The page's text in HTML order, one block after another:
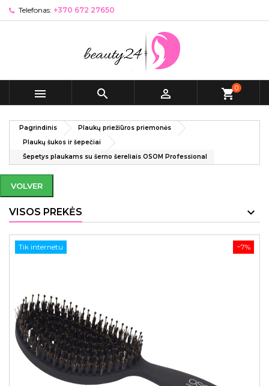
Telefonas: +370 672 27650
   shopping_cart0
Pagrindinis
Plaukų priežiūros priemonės
Plaukų šukos ir šepečiai
Šepetys plaukams su šerno šereliais OSOM Professional
VOLVER
VISOS PREKĖS
−7%
Tik internetu